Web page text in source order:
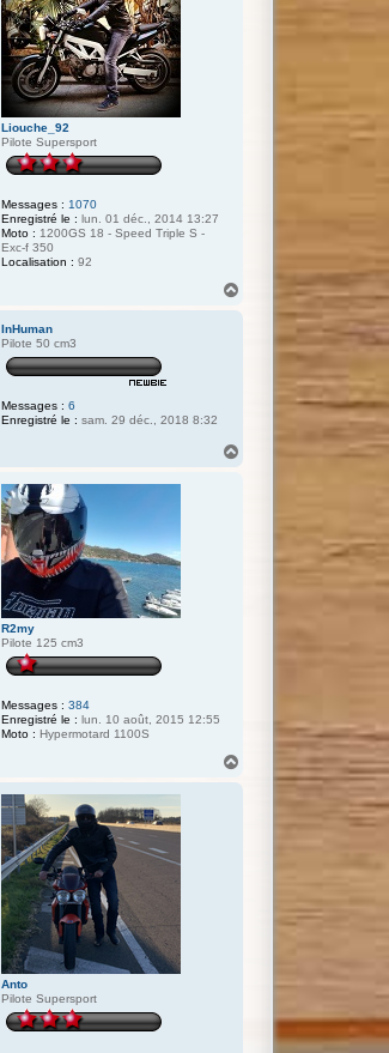
Liouche_92
Pilote Supersport
Messages : 1070
Enregistré le : lun. 01 déc., 2014 13:27
Moto : 1200GS 18 - Speed Triple S -
Exc-f 350
Localisation : 92
InHuman
Pilote 50 cm3
Messages : 6
Enregistré le : sam. 29 déc., 2018 8:32
R2my
Pilote 125 cm3
Messages : 384
Enregistré le : lun. 10 août, 2015 12:55
Moto : Hypermotard 1100S
Anto
Pilote Supersport